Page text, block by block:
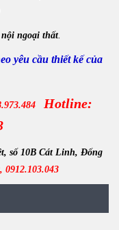
nội ngoại thất.
yêu cầu thiết kế của
Hotline:
số 10B Cát Linh, Đống
0912.103.043